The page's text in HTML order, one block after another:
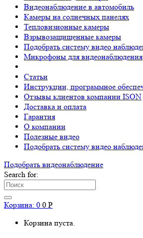
Видеонаблюдение в автомобиль
Камеры на солнечных панелях
Тепловизионные камеры
Взрывозащищенные камеры
Подобрать систему видео
Микрофоны для видеонаблюдения
Статьи
Инструкции, программное
Отзывы клиентов компании ISON
Доставка и оплата
Гарантия
О компании
Полезные видео
Подобрать систему видео
Подобрать видеонаблюдениe
Search for:
Корзина: 0 0 Р
Корзина пуста.